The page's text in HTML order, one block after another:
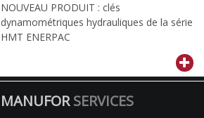
NOUVEAU PRODUIT : clés
dynamométriques hydrauliques de la série
HMT ENERPAC
MANUFORSERVICES